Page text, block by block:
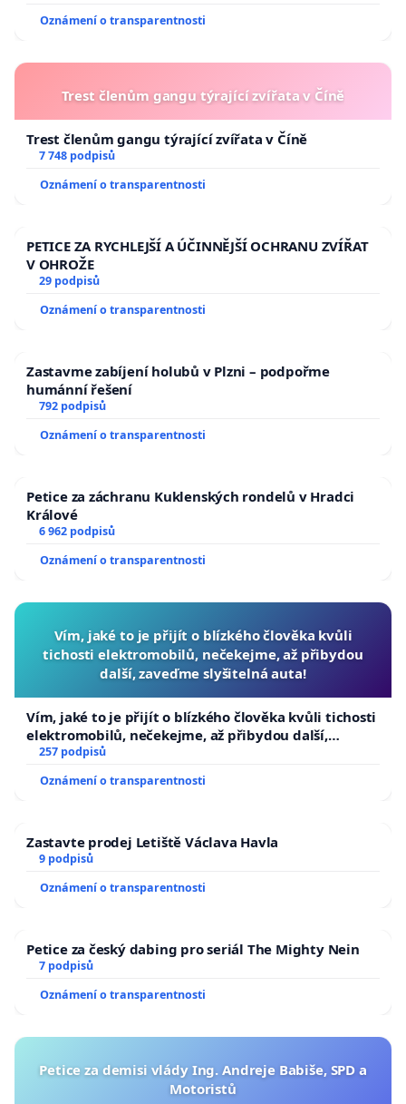
Oznámení o transparentnosti
Trest členům gangu týrající zvířata v Číně
Trest členům gangu týrající zvířata v Číně
7 748 podpisů
Oznámení o transparentnosti
PETICE ZA RYCHLEJŠÍ A ÚČINNĚJŠÍ OCHRANU ZVÍŘAT
V OHROŽE
29 podpisů
Oznámení o transparentnosti
Zastavme zabíjení holubů v Plzni – podpořme
humánní řešení
792 podpisů
Oznámení o transparentnosti
Petice za záchranu Kuklenských rondelů v Hradci
Králové
6 962 podpisů
Oznámení o transparentnosti
Vím, jaké to je přijít o blízkého člověka kvůli
tichosti elektromobilů, nečekejme, až přibydou
další, zaveďme slyšitelná auta!
Vím, jaké to je přijít o blízkého člověka kvůli tichosti
elektromobilů, nečekejme, až přibydou další,
zaveďme slyšitelná auta!
257 podpisů
Oznámení o transparentnosti
Zastavte prodej Letiště Václava Havla
9 podpisů
Oznámení o transparentnosti
Petice za český dabing pro seriál The Mighty Nein
7 podpisů
Oznámení o transparentnosti
Petice za demisi vlády Ing. Andreje Babiše, SPD a
Motoristů